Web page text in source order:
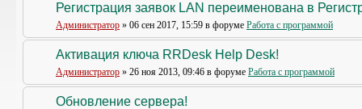
Регистрация заявок LAN переименована в
Администратор » 06 сен 2017, 15:59 в форуме Работа с программой
Активация ключа RRDesk Help Desk!
Администратор » 26 ноя 2013, 09:46 в форуме Работа с программой
Обновление сервера!